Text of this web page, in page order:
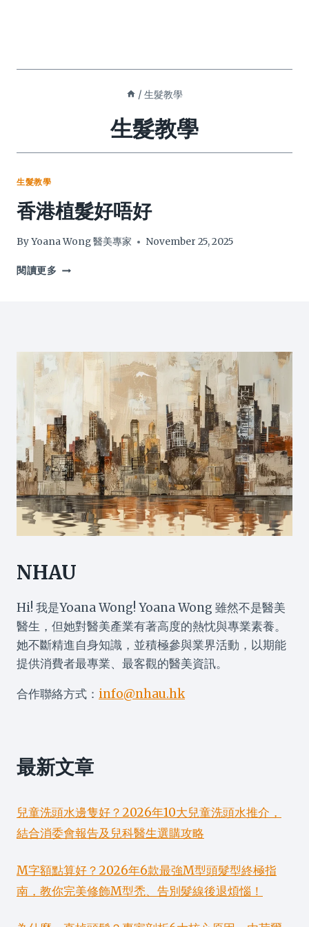
/ 生髮教學
生髮教學
生髮教學
香港植髮好唔好
ByYoana Wong 醫美專家 November 25, 2025
閱讀更多香
好
NHAU
Hi! 我是Yoana Wong! Yoana Wong 雖然不是醫美
醫生，但她對醫美產業有著高度的熱忱與專業素養。
她不斷精進自身知識，並積極參與業界活動，以期能
提供消費者最專業、最客觀的醫美資訊。
合作聯絡方式： info@nhau.hk
最新文章
兒童洗頭水邊隻好？2026年10大兒童洗頭水推介，
結合消委會報告及兒科醫生選購攻略
M字額點算好？2026年6款最強M型頭髮型終極指
南，教你完美修飾M型禿、告別髮線後退煩惱！